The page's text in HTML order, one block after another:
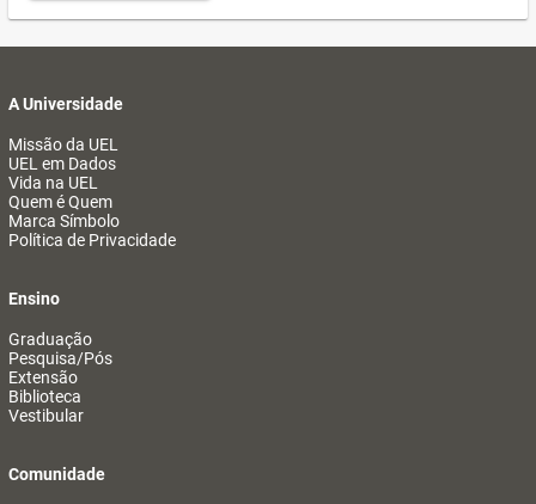
A Universidade
Missão da UEL
UEL em Dados
Vida na UEL
Quem é Quem
Marca Símbolo
Política de Privacidade
Ensino
Graduação
Pesquisa/Pós
Extensão
Biblioteca
Vestibular
Comunidade